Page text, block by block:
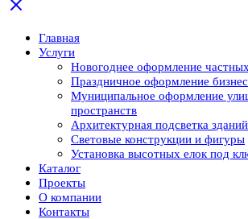
Главная
Услуги
Новогоднее оформление
Праздничное оформление
Муниципальное оформление
пространств
Архитектурная подсветка зданий
Световые конструкции и фигуры
Установка высотных елок под
Каталог
Проекты
О компании
Контакты